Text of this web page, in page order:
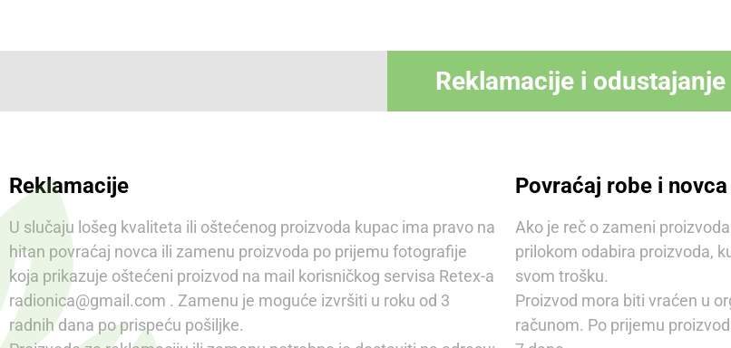
Reklamacije i odustajanje
Reklamacije
U slučaju lošeg kvaliteta ili oštećenog proizvoda kupac ima pravo na
hitan povraćaj novca ili zamenu proizvoda po prijemu fotografije
koja prikazuje oštećeni proizvod na mail korisničkog servisa Retex-a
radionica@gmail.com . Zamenu je moguće izvršiti u roku od 3
radnih dana po prispeću pošiljke.
Povraćaj robe i novca
Ako je reč o zameni
prilokom odabira proizvoda,
svom trošku.
Proizvod mora biti vraćen u
računom. Po prijemu